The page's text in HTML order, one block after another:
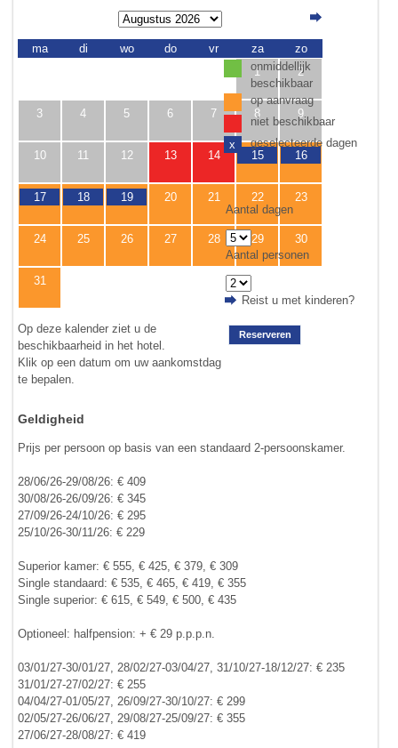
ma di wo do vr za
zo
1
2
3 4 5 6 7 8 9
10 11 12 13 14 15 16
17 18 19 20 21 22 23
24 25 26 27 28 29 30
31
Op deze kalender ziet u de
beschikbaarheid in het hotel.
Klik op een datum om uw aankomstdag
te bepalen.
onmiddellijk
beschikbaar
op aanvraag
niet beschikbaar
x
geselecteerde dagen
Aantal dagen
Aantal personen
Reist u met kinderen?
Reserveren
Geldigheid
Prijs per persoon op basis van een standaard 2-persoonskamer.
28/06/26-29/08/26: € 409
30/08/26-26/09/26: € 345
27/09/26-24/10/26: € 295
25/10/26-30/11/26: € 229
Superior kamer: € 555, € 425, € 379, € 309
Single standaard: € 535, € 465, € 419, € 355
Single superior: € 615, € 549, € 500, € 435
Optioneel: halfpension: + € 29 p.p.p.n.
03/01/27-30/01/27, 28/02/27-03/04/27, 31/10/27-18/12/27: € 235
31/01/27-27/02/27: € 255
04/04/27-01/05/27, 26/09/27-30/10/27: € 299
02/05/27-26/06/27, 29/08/27-25/09/27: € 355
27/06/27-28/08/27: € 419